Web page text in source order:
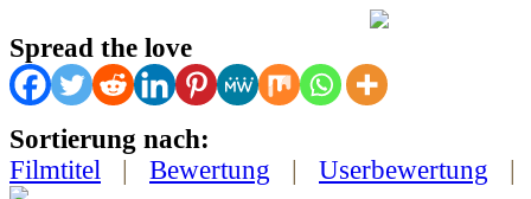
Spread the love
Sortierung nach:
Filmtitel | Bewertung | Userbewertung